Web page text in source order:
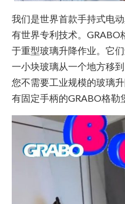
我们是世界首款手持式电
有世界专利技术。GRABO
于重型玻璃升降作业。它
一小块玻璃从一个地方移
您不需要工业规模的玻璃
有固定手柄的GRABO格勒